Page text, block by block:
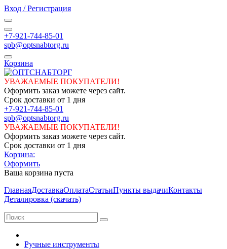
Вход / Регистрация
+7-921-744-85-01
spb@optsnabtorg.ru
Корзина
УВАЖАЕМЫЕ ПОКУПАТЕЛИ!
Оформить заказ можете через сайт.
Срок доставки от 1 дня
+7-921-744-85-01
spb@optsnabtorg.ru
УВАЖАЕМЫЕ ПОКУПАТЕЛИ!
Оформить заказ можете через сайт.
Срок доставки от 1 дня
Корзина:
Оформить
Ваша корзина пуста
ГлавнаяДоставкаОплатаСтатьиПункты выдачиКонтакты
Деталировка (скачать)
Ручные инструменты